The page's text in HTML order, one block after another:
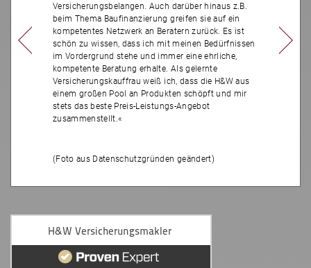
Versicherungsbelangen. Auch darüber hinaus z.B.
beim Thema Baufinanzierung greifen sie auf ein
kompetentes Netzwerk an Beratern zurück. Es ist
schön zu wissen, dass ich mit meinen Bedürfnissen
im Vordergrund stehe und immer eine ehrliche,
kompetente Beratung erhalte. Als gelernte
Versicherungskauffrau weiß ich, dass die H&W aus
einem großen Pool an Produkten schöpft und mir
stets das beste Preis-Leistungs-Angebot
zusammenstellt.«
(Foto aus Datenschutzgründen geändert)